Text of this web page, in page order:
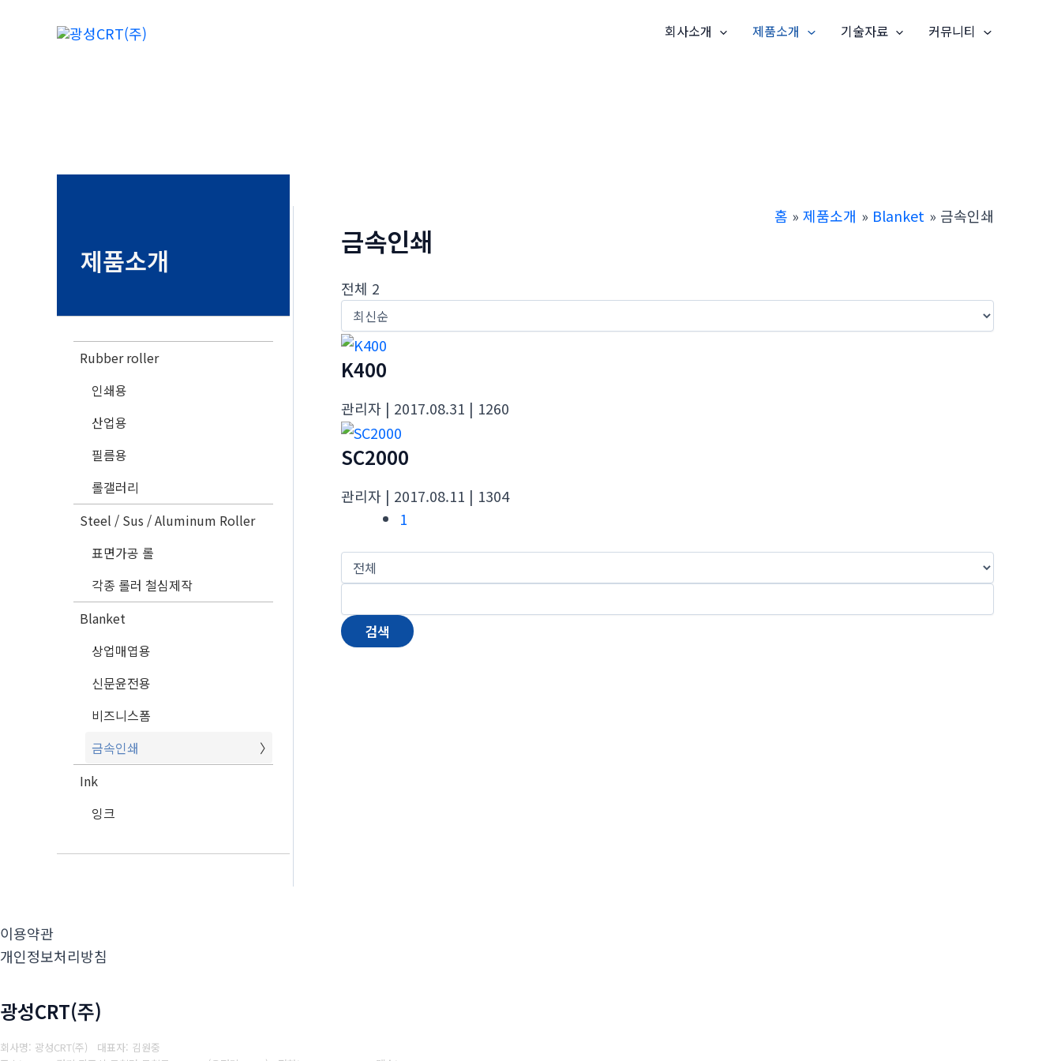
회사소개 제품소개 기술자료 커뮤니티
제품소개
Rubber roller
인쇄용
산업용
필름용
롤갤러리
Steel / Sus / Aluminum Roller
표면가공 롤
각종 롤러 철심제작
Blanket
상업매엽용
신문윤전용
비즈니스폼
금속인쇄
Ink
잉크
홈 제품소개 Blanket 금속인쇄
금속인쇄
전체 2
K400
관리자 | 2017.08.31 | 1260
SC2000
관리자 | 2017.08.11 | 1304
1
검색
이용약관
개인정보처리방침
광성CRT(주)
회사명: 광성CRT(주) 대표자: 김원중